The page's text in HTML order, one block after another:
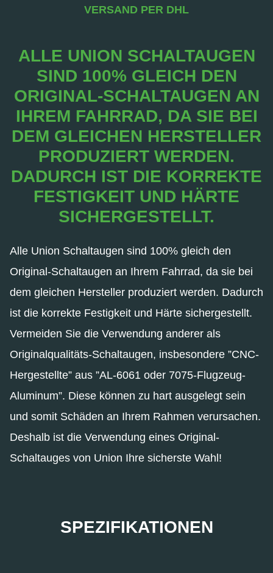
VERSAND PER DHL
ALLE UNION SCHALTAUGEN
SIND 100% GLEICH DEN
ORIGINAL-SCHALTAUGEN AN
IHREM FAHRRAD, DA SIE BEI
DEM GLEICHEN HERSTELLER
PRODUZIERT WERDEN.
DADURCH IST DIE KORREKTE
FESTIGKEIT UND HÄRTE
SICHERGESTELLT.
Alle Union Schaltaugen sind 100% gleich den
Original-Schaltaugen an Ihrem Fahrrad, da sie bei
dem gleichen Hersteller produziert werden. Dadurch
ist die korrekte Festigkeit und Härte sichergestellt.
Vermeiden Sie die Verwendung anderer als
Originalqualitäts-Schaltaugen, insbesondere ”CNC-
Hergestellte” aus ”AL-6061 oder 7075-Flugzeug-
Aluminum”. Diese können zu hart ausgelegt sein
und somit Schäden an Ihrem Rahmen verursachen.
Deshalb ist die Verwendung eines Original-
Schaltauges von Union Ihre sicherste Wahl!
SPEZIFIKATIONEN